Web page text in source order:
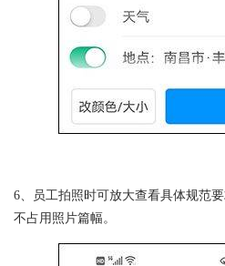
6、员工拍照时可放大查看具体规范
不占用照片篇幅。